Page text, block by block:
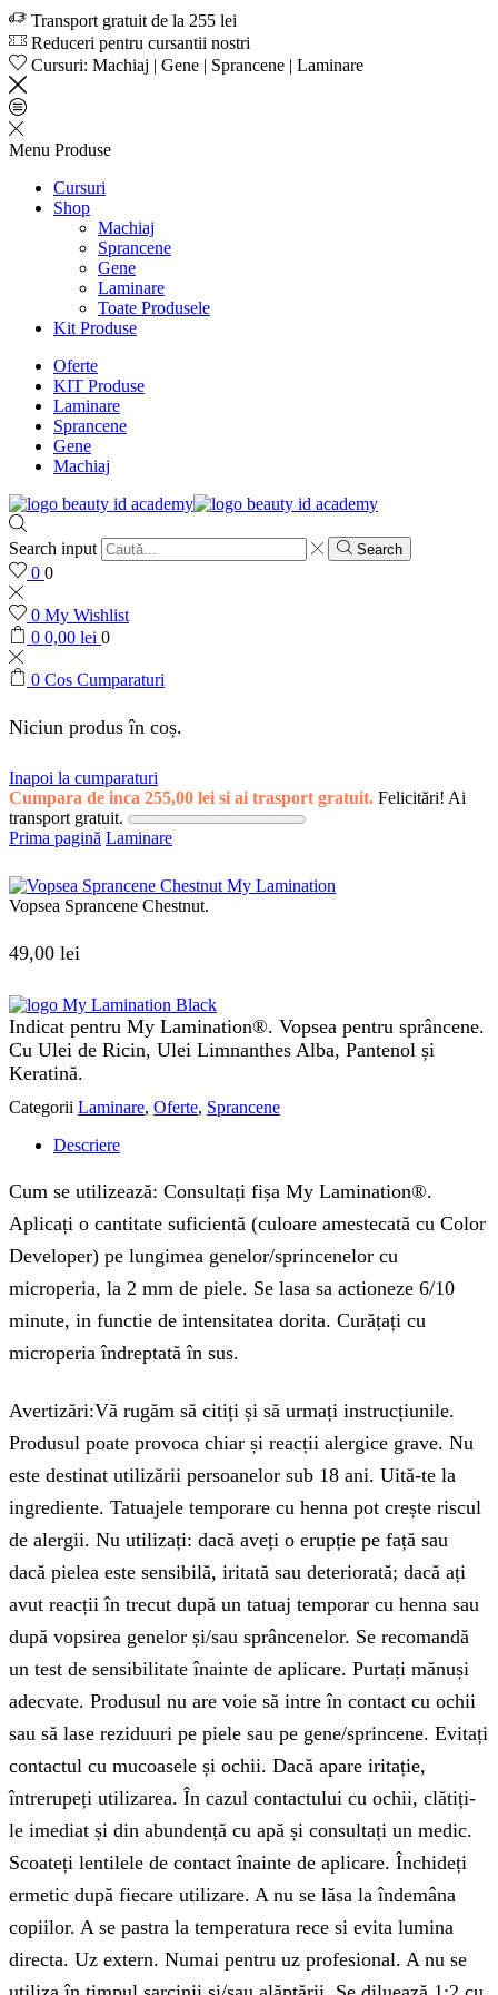
Transport gratuit de la 255 lei
Reduceri pentru cursantii nostri
Cursuri: Machiaj | Gene | Sprancene | Laminare
Menu Produse
Cursuri
Shop
Machiaj
Sprancene
Gene
Laminare
Toate Produsele
Kit Produse
Oferte
KIT Produse
Laminare
Sprancene
Gene
Machiaj
Search input Search
0 0
0 My Wishlist
0 0,00 lei 0
0 Cos Cumparaturi
Niciun produs în coș.
Inapoi la cumparaturi
Cumpara de inca 255,00 lei si ai trasport gratuit. Felicitări! Ai
transport gratuit.
Prima pagină Laminare
Vopsea Sprancene Chestnut.
49,00 lei
Indicat pentru My Lamination®. Vopsea pentru sprâncene.
Cu Ulei de Ricin, Ulei Limnanthes Alba, Pantenol și
Keratină.
Categorii Laminare, Oferte, Sprancene
Descriere
Cum se utilizează: Consultați fișa My Lamination®.
Aplicați o cantitate suficientă (culoare amestecată cu Color
Developer) pe lungimea genelor/sprincenelor cu
microperia, la 2 mm de piele. Se lasa sa actioneze 6/10
minute, in functie de intensitatea dorita. Curățați cu
microperia îndreptată în sus.
Avertizări:Vă rugăm să citiți și să urmați instrucțiunile.
Produsul poate provoca chiar și reacții alergice grave. Nu
este destinat utilizării persoanelor sub 18 ani. Uită-te la
ingrediente. Tatuajele temporare cu henna pot crește riscul
de alergii. Nu utilizați: dacă aveți o erupție pe față sau
dacă pielea este sensibilă, iritată sau deteriorată; dacă ați
avut reacții în trecut după un tatuaj temporar cu henna sau
după vopsirea genelor și/sau sprâncenelor. Se recomandă
un test de sensibilitate înainte de aplicare. Purtați mănuși
adecvate. Produsul nu are voie să intre în contact cu ochii
sau să lase reziduuri pe piele sau pe gene/sprincene. Evitați
contactul cu mucoasele și ochii. Dacă apare iritație,
întrerupeți utilizarea. În cazul contactului cu ochii, clătiți-
le imediat și din abundență cu apă și consultați un medic.
Scoateți lentilele de contact înainte de aplicare. Închideți
ermetic după fiecare utilizare. A nu se lăsa la îndemâna
copiilor. A se pastra la temperatura rece si evita lumina
directa. Uz extern. Numai pentru uz profesional. A nu se